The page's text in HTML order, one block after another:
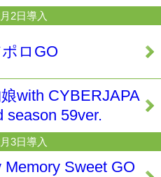
2日導入
ロGO
with CYBERJAPA
season 59ver.
3日導入
Sweet GO